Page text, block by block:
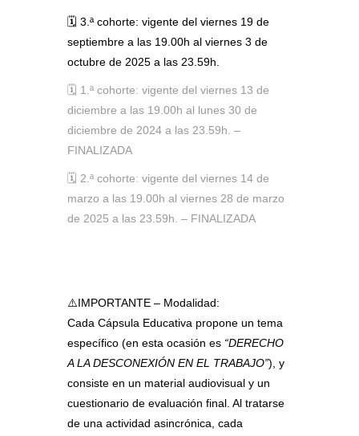
🗓️ 3.ª cohorte: vigente del viernes 19 de
septiembre a las 19.00h al viernes 3 de
octubre de 2025 a las 23.59h.
🗓️ 1.ª cohorte: vigente del viernes 13 de
diciembre a las 19.00h al lunes 30 de
diciembre de 2024 a las 23.59h. –
FINALIZADA
🗓️ 2.ª cohorte: vigente del viernes 14 de
marzo a las 19.00h al viernes 28 de marzo
de 2025 a las 23.59h. – FINALIZADA
⚠️IMPORTANTE – Modalidad:
Cada Cápsula Educativa propone un tema
específico (en esta ocasión es “DERECHO
A LA DESCONEXIÓN EN EL TRABAJO”), y
consiste en un material audiovisual y un
cuestionario de evaluación final. Al tratarse
de una actividad asincrónica, cada